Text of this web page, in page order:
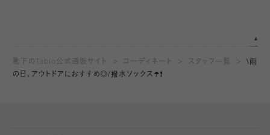
靴下のTabio公式通販サイト コーディネート スタッフ一覧
\雨
の日、アウトドアにおすすめ◎/撥水ソックス☂️❗️